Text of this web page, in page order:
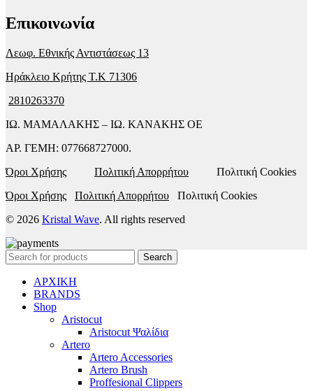
Επικοινωνία
Λεωφ. Εθνικής Αντιστάσεως 13
Ηράκλειο Κρήτης T.K 71306
2810263370
ΙΩ. ΜΑΜΑΛΑΚΗΣ – ΙΩ. ΚΑΝΑΚΗΣ ΟΕ
ΑΡ. ΓΕΜΗ: 077668727000.
Όροι Χρήσης
Πολιτική Απορρήτου Πολιτική Cookies
Όροι Χρήσης
Πολιτική Απορρήτου Πολιτική Cookies
© 2026 Kristal Wave. All rights reserved
Search
ΑΡΧΙΚΗ
BRANDS
Shop
Aristocut
Aristocut Ψαλίδια
Artero
Artero Accessories
Artero Brush
Proffesional Clippers